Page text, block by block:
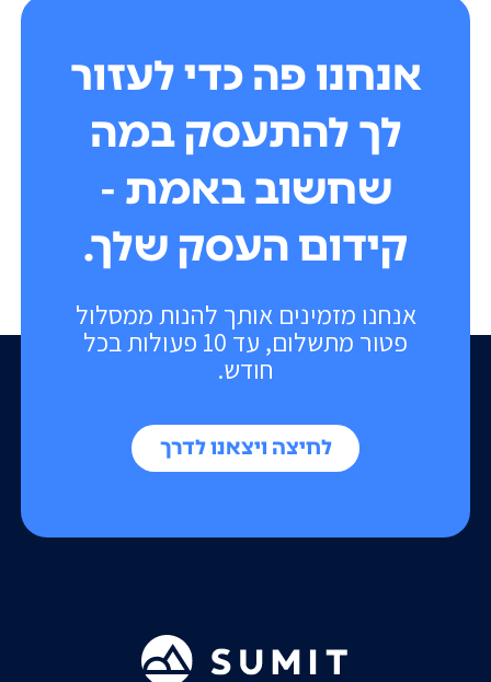
אנחנו מזמינים אותך להנות ממסלול
פטור מתשלום, עד 10 פעולות בכל
חודש.
לחיצה ויצאנו לדרך
אנחנו פה כדי לעזור
לך להתעסק במה
שחשוב באמת -
קידום העסק שלך.